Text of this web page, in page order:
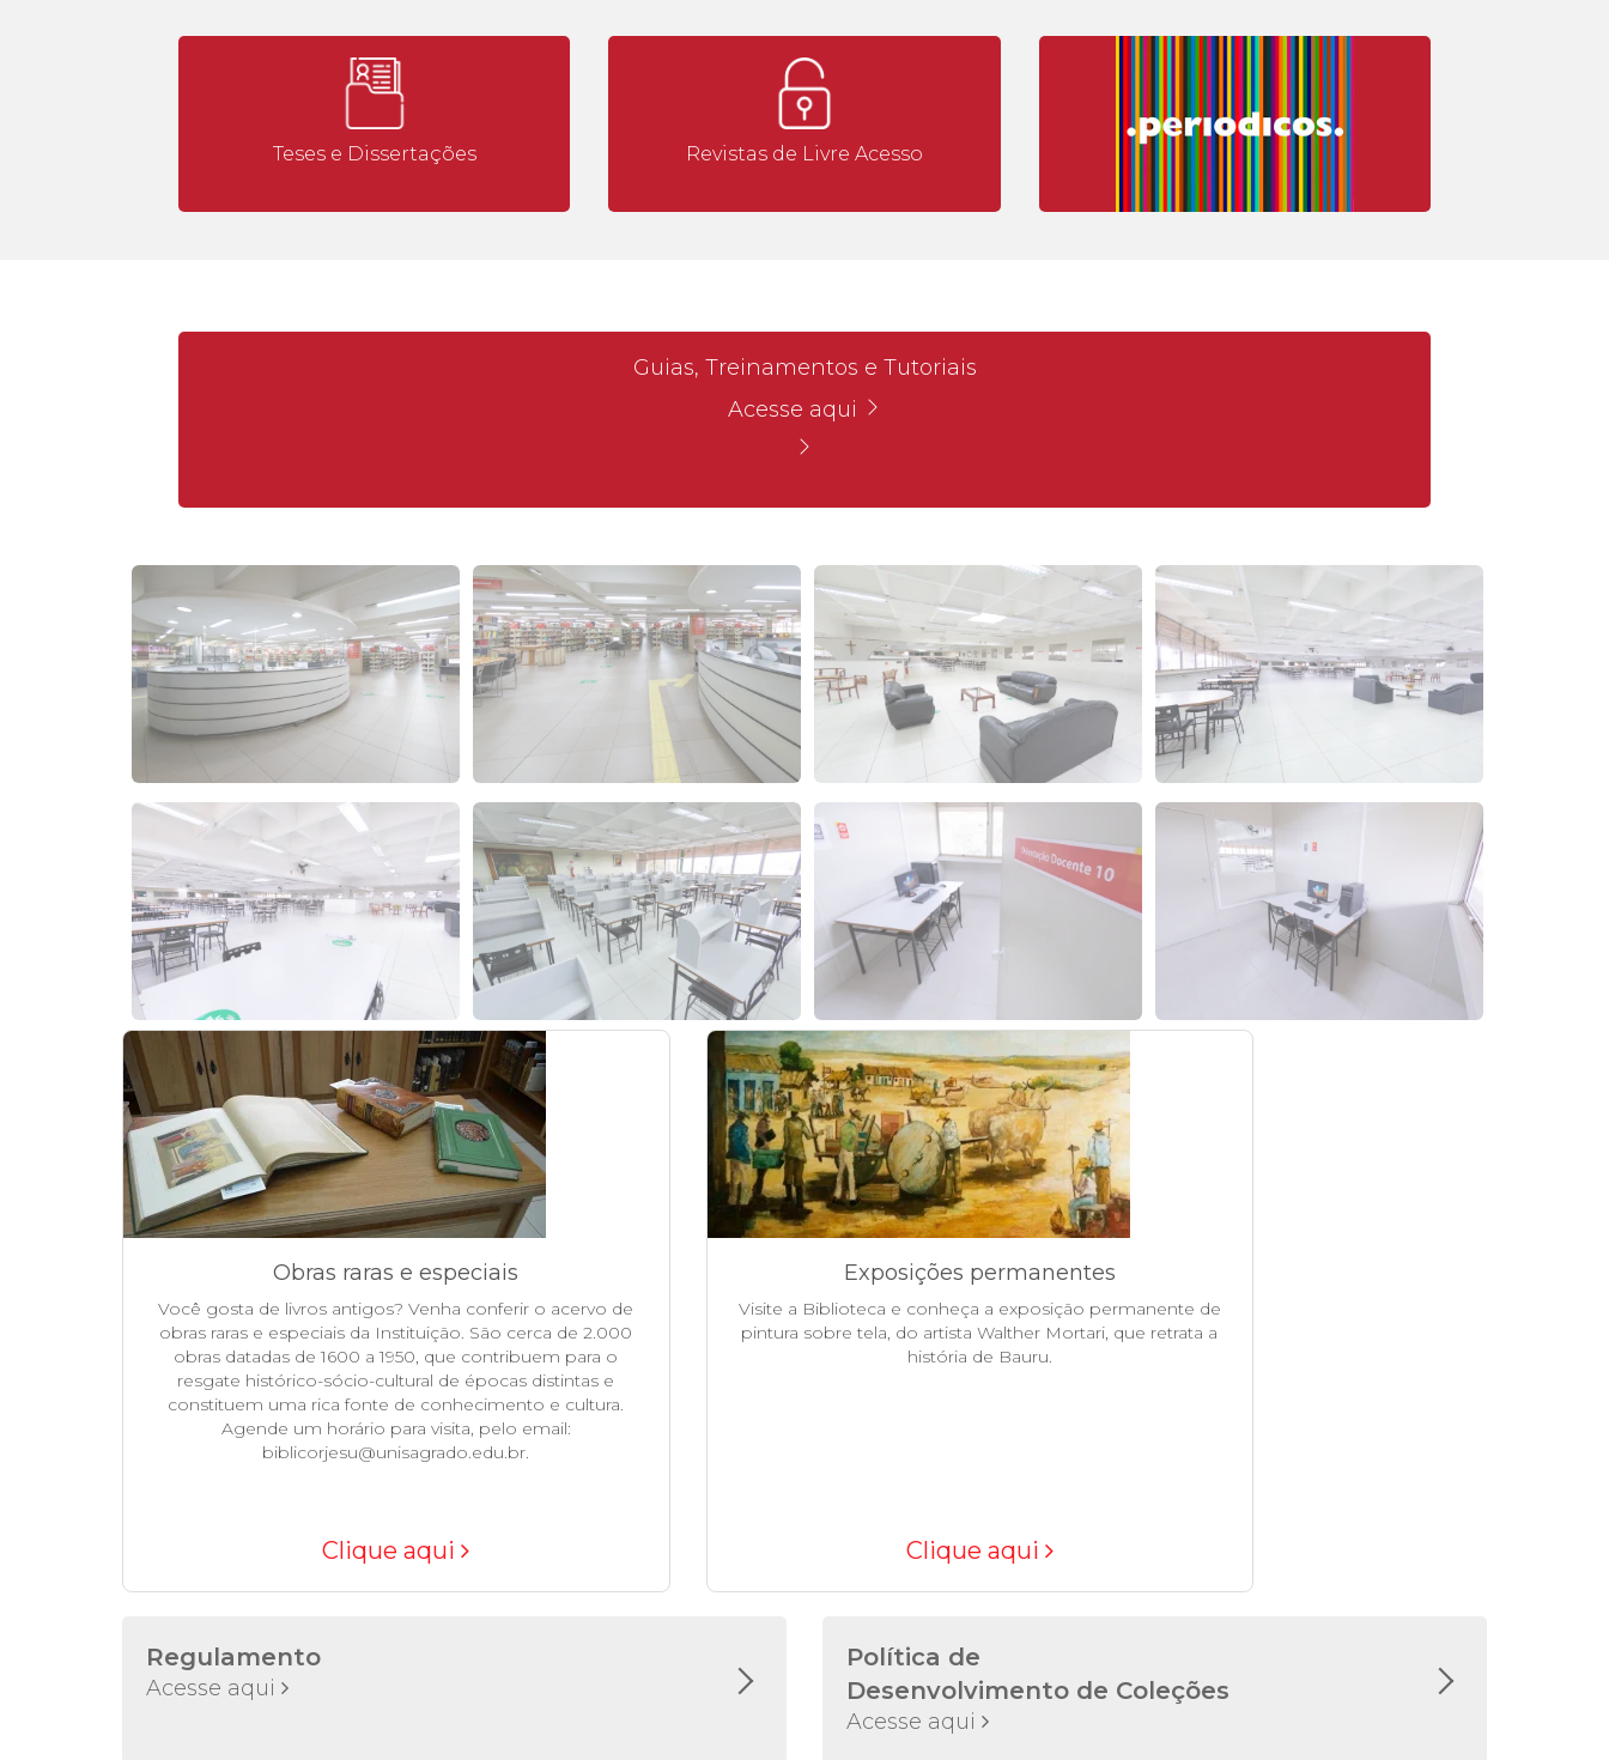
Teses e Dissertações Revistas de Livre Acesso
Guias, Treinamentos e Tutoriais
Acesse aqui
Obras raras e especiais
Você gosta de livros antigos? Venha conferir o acervo de
obras raras e especiais da Instituição. São cerca de 2.000
obras datadas de 1600 a 1950, que contribuem para o
resgate histórico-sócio-cultural de épocas distintas e
constituem uma rica fonte de conhecimento e cultura.
Agende um horário para visita, pelo email:
biblicorjesu@unisagrado.edu.br.
Clique aqui
Exposições permanentes
Visite a Biblioteca e conheça a exposição permanente de
pintura sobre tela, do artista Walther Mortari, que retrata a
história de Bauru.
Clique aqui
Regulamento
Acesse aqui
Política de
Desenvolvimento de Coleções
Acesse aqui